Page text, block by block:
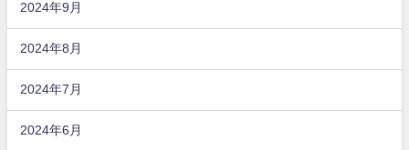
2024年9月
2024年8月
2024年7月
2024年6月